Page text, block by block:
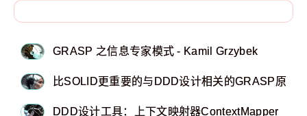
GRASP 之信息专家模式 - Kamil Grzybek
比SOLID更重要的与DDD设计相关的GRASP原则
DDD设计工具：上下文映射器ContextMapper